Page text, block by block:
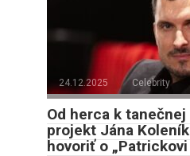
24.12.2025 Celebrity
Od herca k tanečnej
projekt Jána
hovoriť o „Patrickovi